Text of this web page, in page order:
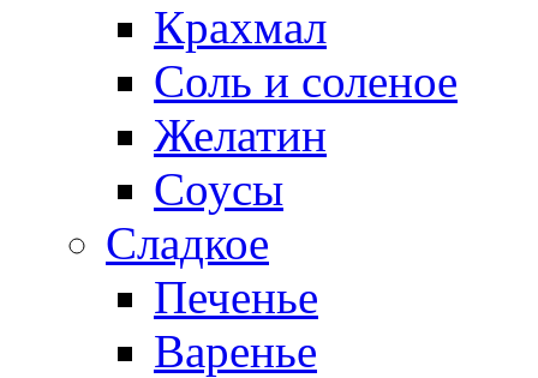
Крахмал
Соль и соленое
Желатин
Соусы
Сладкое
Печенье
Варенье